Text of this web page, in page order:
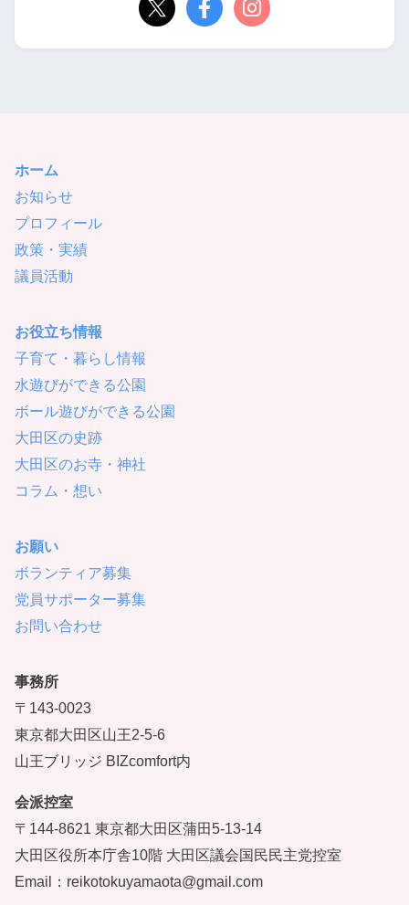
ホーム
お知らせ
プロフィール
政策・実績
議員活動
お役立ち情報
子育て・暮らし情報
水遊びができる公園
ボール遊びができる公園
大田区の史跡
大田区のお寺・神社
コラム・想い
お願い
ボランティア募集
党員サポーター募集
お問い合わせ
事務所
〒143-0023
東京都大田区山王2-5-6
山王ブリッジ BIZcomfort内
会派控室
〒144-8621 東京都大田区蒲田5-13-14
大田区役所本庁舎10階 大田区議会国民民主党控室
Email：reikotokuyamaota@gmail.com